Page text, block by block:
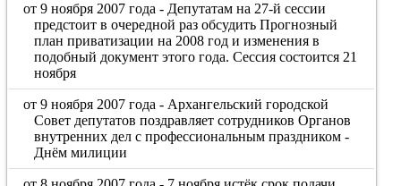
от 9 ноября 2007 года - Депутатам на 27-й сессии
предстоит в очередной раз обсудить Прогнозный
план приватизации на 2008 год и изменения в
подобный документ этого года. Сессия состоится 21
ноября
от 9 ноября 2007 года - Архангельский городской
Совет депутатов поздравляет сотрудников Органов
внутренних дел с профессиональным праздником -
Днём милиции